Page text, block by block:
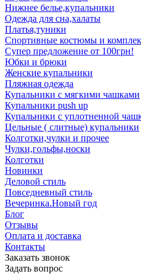
Нижнее белье,купальники
Одежда для сна,халаты
Платья,туники
Спортивные костюмы и
Супер предложение от 100грн!
Юбки и брюки
Женские купальники
Пляжная одежда
Купальники с мягкими чашками
Купальники push up
Купальники с уплотненной
Цельные ( слитные) купальники
Колготки,чулки и прочее
Чулки,гольфы,носки
Колготки
Новинки
Деловой стиль
Повседневный стиль
Вечеринка.Новый год
Блог
Отзывы
Оплата и доставка
Контакты
Заказать звонок
Задать вопрос